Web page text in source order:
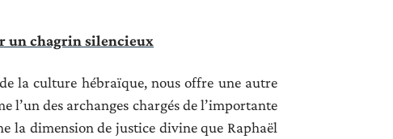
un chagrin silencieux
la culture hébraïque, nous offre une autre
l’un des archanges chargés de l’importante
la dimension de justice divine que Raphaël